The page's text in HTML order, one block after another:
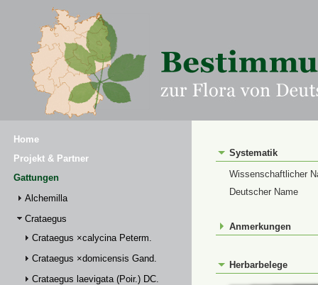
Home
Projekt & Partner
Gattungen
Alchemilla
Crataegus
Crataegus ×calycina Peterm.
Crataegus ×domicensis Gand.
Crataegus laevigata (Poir.) DC.
Systematik
Wissenschaftlicher
Deutscher Name
Anmerkungen
Herbarbelege